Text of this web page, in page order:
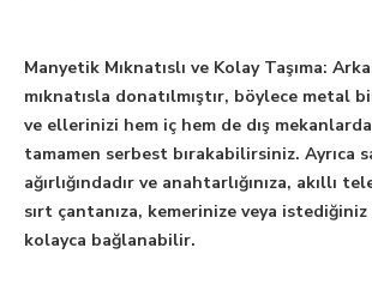
Manyetik Mıknatıslı ve Kolay Taşıma:
mıknatısla donatılmıştır, böylece metal
ve ellerinizi hem iç hem de dış
tamamen serbest bırakabilirsiniz. Ayrıca
ağırlığındadır ve anahtarlığınıza, akıllı
sırt çantanıza, kemerinize veya
kolayca bağlanabilir.